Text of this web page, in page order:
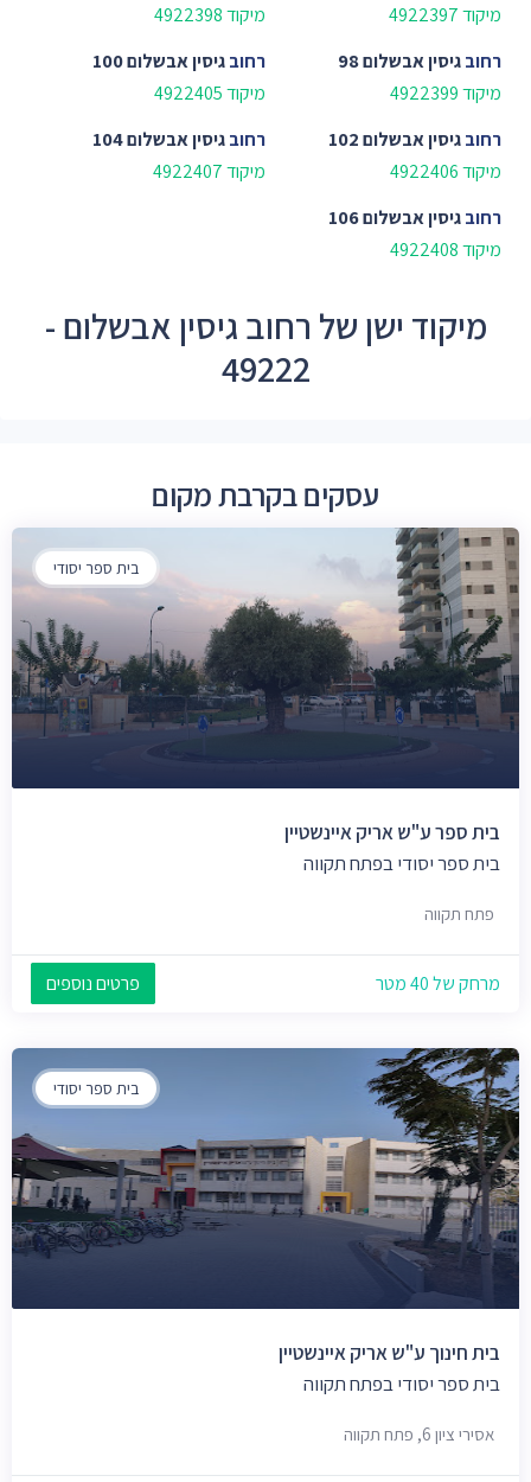
מיקוד 4922397
מיקוד 4922398
רחובגיסין אבשלום 98
מיקוד 4922399
רחובגיסין אבשלום 100
מיקוד 4922405
רחובגיסין אבשלום 102
מיקוד 4922406
רחובגיסין אבשלום 104
מיקוד 4922407
רחובגיסין אבשלום 106
מיקוד 4922408
מיקוד ישן של רחוב גיסין אבשלום -
49222
עסקים בקרבת מקום
בית ספר יסודי
בית ספר ע"ש אריק איינשטיין
בית ספר יסודי בפתח תקווה
פתח תקווה
מרחק של 40 מטר פרטים נוספים
בית ספר יסודי
בית חינוך ע"ש אריק איינשטיין
בית ספר יסודי בפתח תקווה
אסירי ציון 6, פתח תקווה